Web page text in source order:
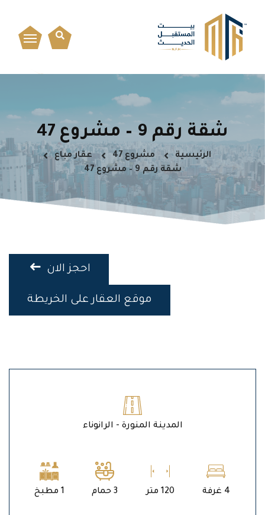
شقة رقم 9 – مشروع 47
الرئيسية مشروع 47
عقار مباع
شقة رقم 9 – مشروع 47
احجز الان
موقع العقار على الخريطة
المدينة المنورة - الرانوناء
4 غرفة 120 متر 3 حمام 1 مطبخ